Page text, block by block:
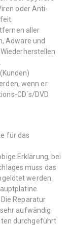
oder Anti-
aller
Adware und
wenn er
CD´s/DVD
für das
Erklärung, bei
muss das
werden.
Reparatur
aufwändig
durchgeführt